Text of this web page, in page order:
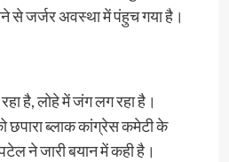
से जर्जर अवस्था में पंहुच गया है।
है, लोहे में जंग लग रहा है।
छपारा ब्लाक कांग्रेस कमेटी के
ने जारी बयान में कही है।